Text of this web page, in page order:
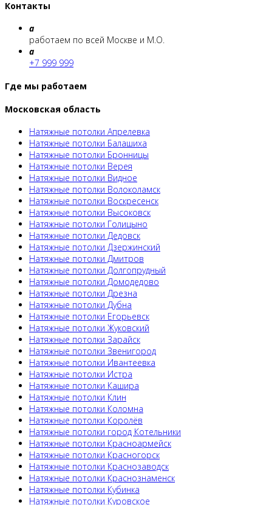
Контакты
a
работаем по всей Москве и М.О.
a
+7 999 999
Где мы работаем
Московская область
Натяжные потолки Апрелевка
Натяжные потолки Балашиха
Натяжные потолки Бронницы
Натяжные потолки Верея
Натяжные потолки Видное
Натяжные потолки Волоколамск
Натяжные потолки Воскресенск
Натяжные потолки Высоковск
Натяжные потолки Голицыно
Натяжные потолки Дедовск
Натяжные потолки Дзержинский
Натяжные потолки Дмитров
Натяжные потолки Долгопрудный
Натяжные потолки Домодедово
Натяжные потолки Дрезна
Натяжные потолки Дубна
Натяжные потолки Егорьевск
Натяжные потолки Жуковский
Натяжные потолки Зарайск
Натяжные потолки Звенигород
Натяжные потолки Ивантеевка
Натяжные потолки Истра
Натяжные потолки Кашира
Натяжные потолки Клин
Натяжные потолки Коломна
Натяжные потолки Королёв
Натяжные потолки город Котельники
Натяжные потолки Красноармейск
Натяжные потолки Красногорск
Натяжные потолки Краснозаводск
Натяжные потолки Краснознаменск
Натяжные потолки Кубинка
Натяжные потолки Куровское